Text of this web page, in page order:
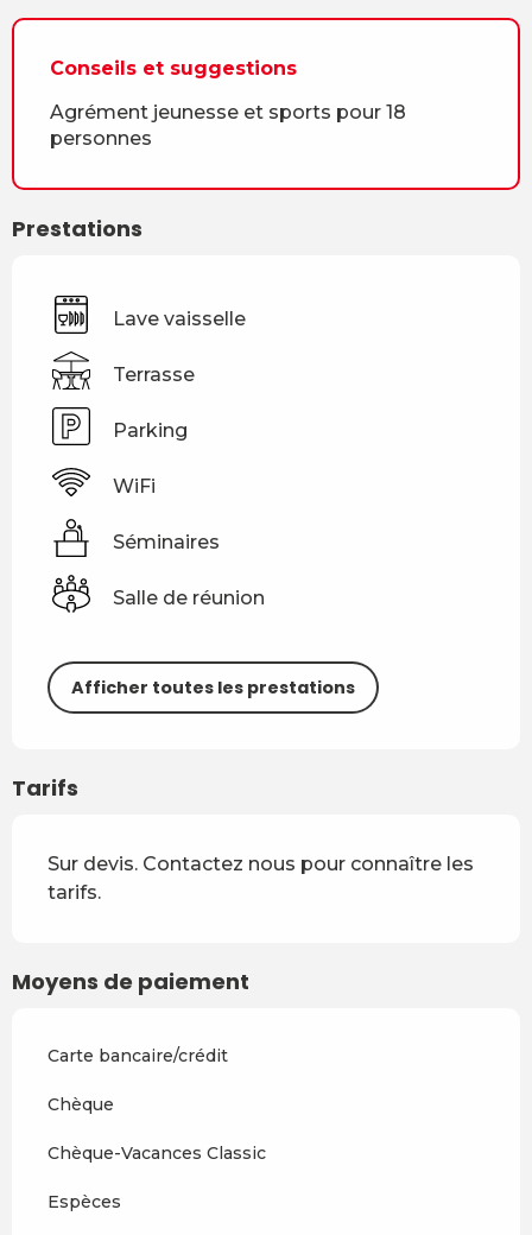
Conseils et suggestions
Agrément jeunesse et sports pour 18
personnes
Prestations
Lave vaisselle
Terrasse
Parking
WiFi
Séminaires
Salle de réunion
Afficher toutes les prestations
Tarifs
Sur devis. Contactez nous pour connaître les
tarifs.
Moyens de paiement
Carte bancaire/crédit
Chèque
Chèque-Vacances Classic
Espèces